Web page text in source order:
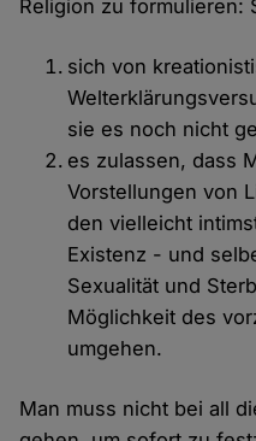
Religion zu formulieren:
sich von
sie es noch nicht
es zulassen, dass
Vorstellungen von
den vielleicht
Existenz - und
Sexualität und
Möglichkeit des
umgehen.
Man muss nicht bei all